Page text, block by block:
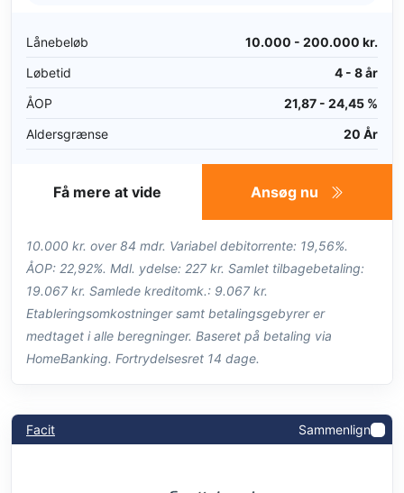
Lånebeløb
10.000 - 200.000 kr.
Løbetid
4 - 8 år
ÅOP
21,87 - 24,45 %
Aldersgrænse
20 År
Ansøg nu
Få mere at vide
10.000 kr. over 84 mdr. Variabel debitorrente: 19,56%.
ÅOP: 22,92%. Mdl. ydelse: 227 kr. Samlet tilbagebetaling:
19.067 kr. Samlede kreditomk.: 9.067 kr.
Etableringsomkostninger samt betalingsgebyrer er
medtaget i alle beregninger. Baseret på betaling via
HomeBanking. Fortrydelsesret 14 dage.
Facit Sammenlign